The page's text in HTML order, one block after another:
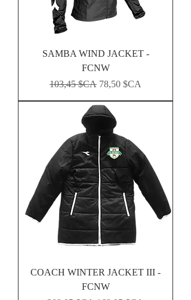
SAMBA WIND JACKET -
FCNW
Prix original
103,45 $CA Prix promotionnel
78,50 $CA
COACH WINTER JACKET III -
FCNW